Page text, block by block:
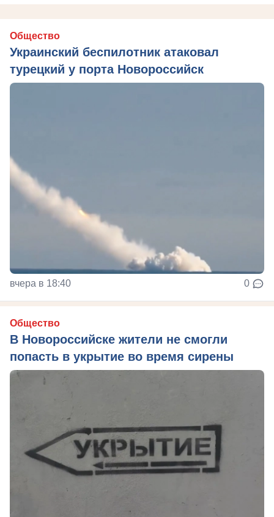
Общество
Украинский беспилотник атаковал
турецкий у порта Новороссийск
вчера в 18:40 0
Общество
В Новороссийске жители не смогли
попасть в укрытие во время сирены